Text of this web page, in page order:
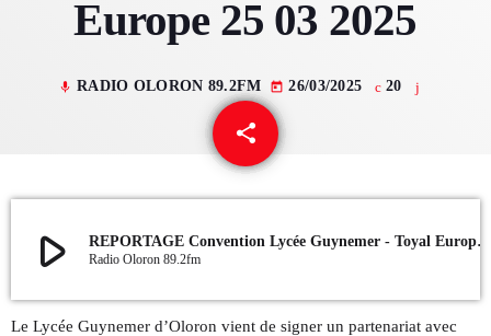
QUI SOMMES NOUS ?
CONTACT
ADHÉRER OU SOUTENIR
Archives
juillet 2026
Europe 25 03 2025
mic RADIO OLORON 89.2FM today 26/03/2025 20
share
email
play_arrow REPORTAGE Convention Lycée Guynemer - Toyal Europe 25 03 2025
Radio Oloron 89.2fm
Le Lycée Guynemer d’Oloron vient de signer un partenariat avec